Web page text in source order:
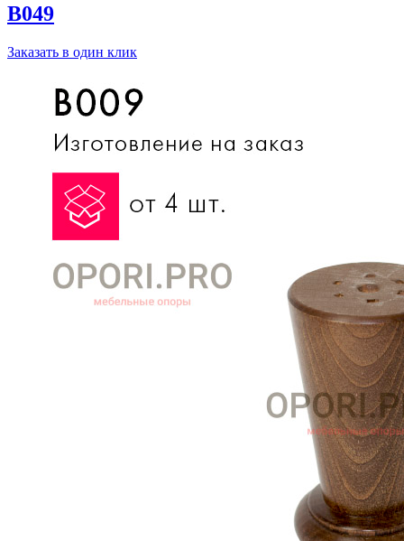
B049
Заказать в один клик